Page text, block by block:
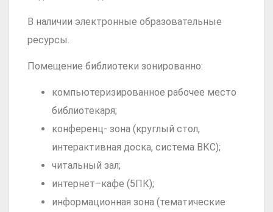
В наличии электронные образовательные
ресурсы.
Помещение библиотеки зонированно:
компьютеризированное рабочее место
библиотекаря;
конференц- зона (круглый стол,
интерактивная доска, система ВКС);
читальный зал;
интернет–кафе (5ПК);
информационная зона (тематические